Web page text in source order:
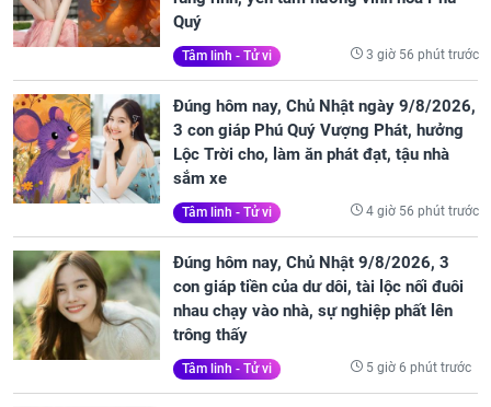
Quý
Tâm linh - Tử vi 3 giờ 56 phút trước
Đúng hôm nay, Chủ Nhật ngày 9/8/2026,
3 con giáp Phú Quý Vượng Phát, hưởng
Lộc Trời cho, làm ăn phát đạt, tậu nhà
sắm xe
Tâm linh - Tử vi 4 giờ 56 phút trước
Đúng hôm nay, Chủ Nhật 9/8/2026, 3
con giáp tiền của dư dôi, tài lộc nối đuôi
nhau chạy vào nhà, sự nghiệp phất lên
trông thấy
Tâm linh - Tử vi 5 giờ 6 phút trước